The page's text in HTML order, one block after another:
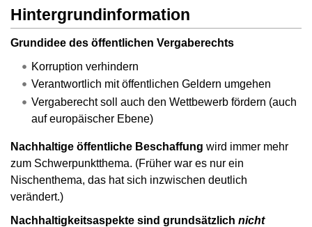
Hintergrundinformation
Grundidee des öffentlichen Vergaberechts
Korruption verhindern
Verantwortlich mit öffentlichen Geldern umgehen
Vergaberecht soll auch den Wettbewerb fördern (auch
auf europäischer Ebene)
Nachhaltige öffentliche Beschaffung wird immer mehr
zum Schwerpunktthema. (Früher war es nur ein
Nischenthema, das hat sich inzwischen deutlich
verändert.)
Nachhaltigkeitsaspekte sind grundsätzlich nicht